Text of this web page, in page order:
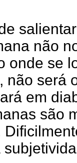
não
onde se
não será
em
são